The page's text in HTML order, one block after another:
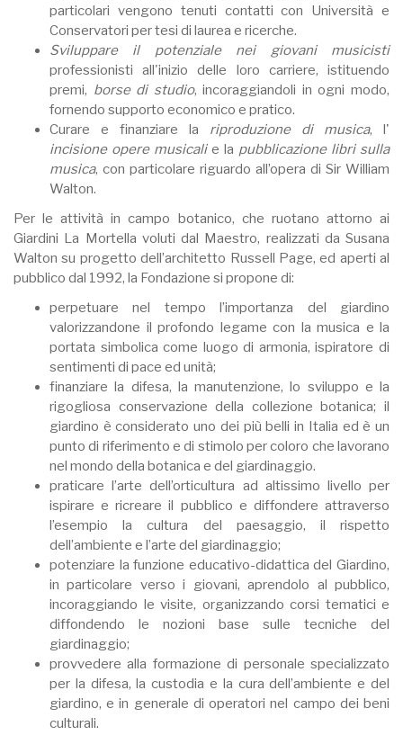
particolari vengono tenuti contatti con Università e
Conservatori per tesi di laurea e ricerche.
Sviluppare il potenziale nei giovani musicisti
professionisti all'inizio delle loro carriere, istituendo
premi, borse di studio, incoraggiandoli in ogni modo,
fornendo supporto economico e pratico.
Curare e finanziare la riproduzione di musica, l'
incisione opere musicalie la pubblicazione libri sulla
musica, con particolare riguardo all’opera di Sir William
Walton.
Per le attività in campo botanico, che ruotano attorno ai
Giardini La Mortella voluti dal Maestro, realizzati da Susana
Walton su progetto dell’architetto Russell Page, ed aperti al
pubblico dal 1992, la Fondazione si propone di:
perpetuare nel tempo l’importanza del giardino
valorizzandone il profondo legame con la musica e la
portata simbolica come luogo di armonia, ispiratore di
sentimenti di pace ed unità;
finanziare la difesa, la manutenzione, lo sviluppo e la
rigogliosa conservazione della collezione botanica; il
giardino è considerato uno dei più belli in Italia ed è un
punto di riferimento e di stimolo per coloro che lavorano
nel mondo della botanica e del giardinaggio.
praticare l’arte dell’orticultura ad altissimo livello per
ispirare e ricreare il pubblico e diffondere attraverso
l’esempio la cultura del paesaggio, il rispetto
dell’ambiente e l’arte del giardinaggio;
potenziare la funzione educativo-didattica del Giardino,
in particolare verso i giovani, aprendolo al pubblico,
incoraggiando le visite, organizzando corsi tematici e
diffondendo le nozioni base sulle tecniche del
giardinaggio;
provvedere alla formazione di personale specializzato
per la difesa, la custodia e la cura dell’ambiente e del
giardino, e in generale di operatori nel campo dei beni
culturali.